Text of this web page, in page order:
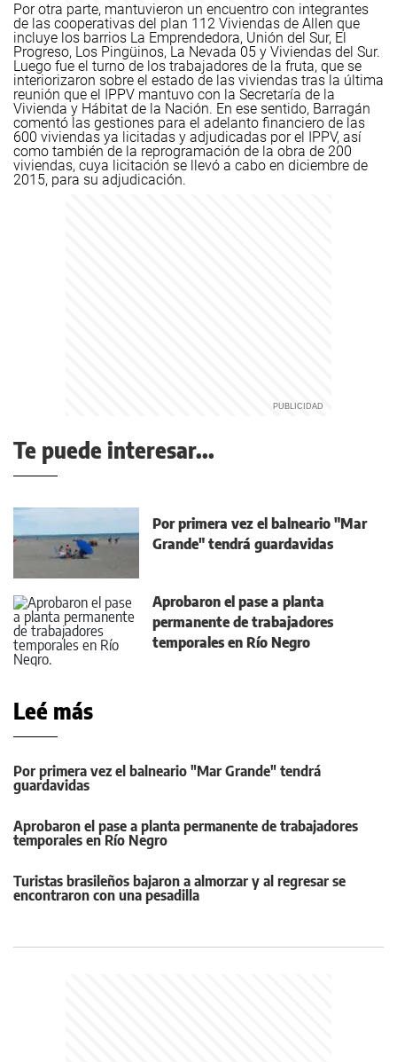
Por otra parte, mantuvieron un encuentro con integrantes
de las cooperativas del plan 112 Viviendas de Allen que
incluye los barrios La Emprendedora, Unión del Sur, El
Progreso, Los Pingüinos, La Nevada 05 y Viviendas del Sur.
Luego fue el turno de los trabajadores de la fruta, que se
interiorizaron sobre el estado de las viviendas tras la última
reunión que el IPPV mantuvo con la Secretaría de la
Vivienda y Hábitat de la Nación. En ese sentido, Barragán
comentó las gestiones para el adelanto financiero de las
600 viviendas ya licitadas y adjudicadas por el IPPV, así
como también de la reprogramación de la obra de 200
viviendas, cuya licitación se llevó a cabo en diciembre de
2015, para su adjudicación.
Te puede interesar...
Por primera vez el balneario "Mar
Grande" tendrá guardavidas
Aprobaron el pase a planta
permanente de trabajadores
temporales en Río Negro
Leé más
Por primera vez el balneario "Mar Grande" tendrá
guardavidas
Aprobaron el pase a planta permanente de trabajadores
temporales en Río Negro
Turistas brasileños bajaron a almorzar y al regresar se
encontraron con una pesadilla